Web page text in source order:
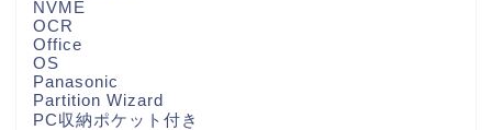
NVME
OCR
Office
OS
Panasonic
Partition Wizard
PC収納ポケット付き